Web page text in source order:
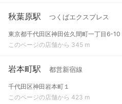
秋葉原駅 つくばエクスプレス
東京都千代田区神田佐久間町一丁目6-10
このページの店舗から 345 m
岩本町駅 都営新宿線
千代田区神田岩本町１
このページの店舗から 423 m